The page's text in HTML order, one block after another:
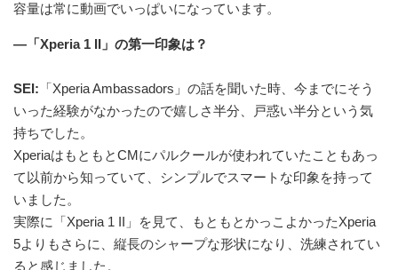
容量は常に動画でいっぱいになっています。
—「Xperia 1 II」の第一印象は？
SEI: 「Xperia Ambassadors」の話を聞いた時、今までにそう
いった経験がなかったので嬉しさ半分、戸惑い半分という気
持ちでした。
XperiaはもともとCMにパルクールが使われていたこともあっ
て以前から知っていて、シンプルでスマートな印象を持って
いました。
実際に「Xperia 1 II」を見て、もともとかっこよかったXperia
5よりもさらに、縦長のシャープな形状になり、洗練されてい
ると感じました。